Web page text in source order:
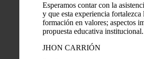
Esperamos contar con la
y que esta experiencia
formación en valores; aspectos
propuesta educativa institucional.
JHON CARRIÓN